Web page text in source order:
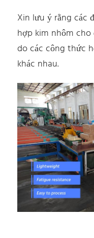
Xin lưu ý rằng các
hợp kim nhôm
do các công thức
khác nhau.